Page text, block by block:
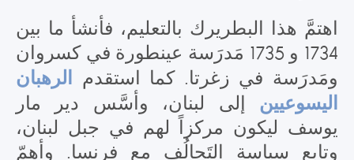
اهتمَّ هذا البطريرك بالتعليم، فأنشأ ما بين
1734 و 1735 مَدرَسة عينطورة في كسروان
ومَدرَسة في زغرتا. كما استقدم الرهبان
اليسوعيين إلى لبنان، وأسَّس دير مار
يوسف ليكون مركزاً لهم في جبل لبنان،
وتابع سِياسة التَحالُف مع فرنسا. وأهمّ